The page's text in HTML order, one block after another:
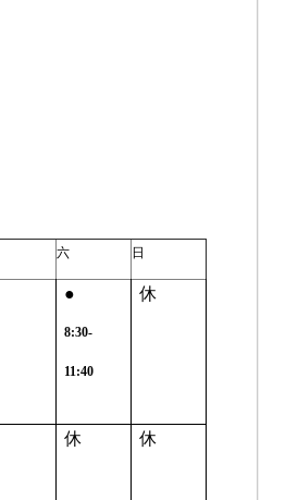
六 日
●
8:30-
11:40
休
休 休